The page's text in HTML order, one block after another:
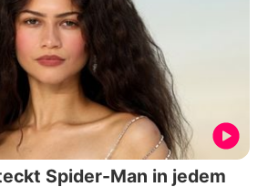
Spider-Man in jedem